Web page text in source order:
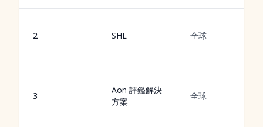
2 SHL 全球
3
Aon 評鑑解決
方案
全球